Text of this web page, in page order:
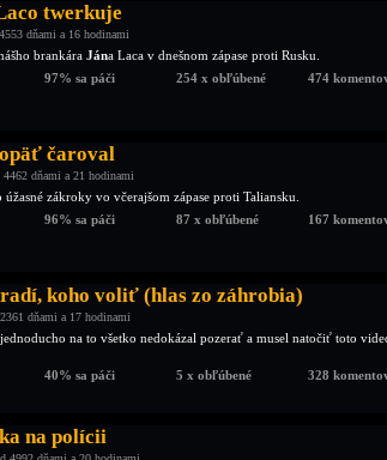
twerkuje
dňami a 16 hodinami
brankára Jána Laca v dnešnom zápase proti Rusku.
97% sa páči 254 x obľúbené 474
čaroval
4462 dňami a 21 hodinami
úžasné zákroky vo včerajšom zápase proti Taliansku.
96% sa páči 87 x obľúbené 167
koho voliť (hlas zo záhrobia)
dňami a 17 hodinami
jednoducho na to všetko nedokázal pozerať a musel natočiť toto
40% sa páči 5 x obľúbené 328
na polícii